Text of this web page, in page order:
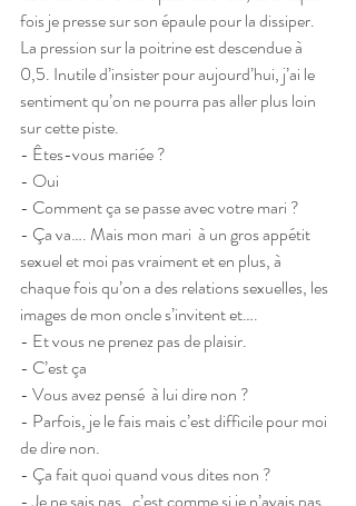
fois je presse sur son épaule pour la dissiper.
La pression sur la poitrine est descendue à
0,5. Inutile d’insister pour aujourd’hui, j’ai le
sentiment qu’on ne pourra pas aller plus loin
sur cette piste.
- Êtes-vous mariée ?
- Oui
- Comment ça se passe avec votre mari ?
- Ça va…. Mais mon mari  à un gros appétit
sexuel et moi pas vraiment et en plus, à
chaque fois qu’on a des relations sexuelles, les
images de mon oncle s’invitent et….
- Et vous ne prenez pas de plaisir.
- C’est ça
- Vous avez pensé  à lui dire non ?
- Parfois, je le fais mais c’est difficile pour moi
de dire non.
- Ça fait quoi quand vous dites non ?